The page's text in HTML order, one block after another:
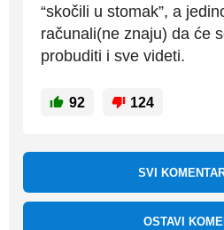
“skočili u stomak”, a
računali(ne znaju) da će
probuditi i sve videti.
92 124
SVI
OSTAVI